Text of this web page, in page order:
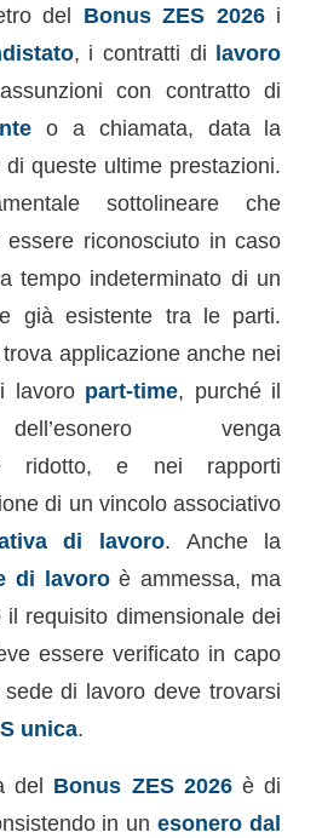
del Bonus ZES 2026i
, i contratti di lavoro
con contratto di
o a chiamata, data la
queste ultime prestazioni.
sottolineare che
essere riconosciuto in caso
tempo indeterminato di un
già esistente tra le parti.
applicazione anche nei
lavoro part-time, purché il
venga
ridotto, e nei rapporti
di un vincolo associativo
di lavoro. Anche la
di lavoroè ammessa, ma
requisito dimensionale dei
essere verificato in capo
sede di lavoro deve trovarsi
unica.
del Bonus ZES 2026è di
in unesonero dal